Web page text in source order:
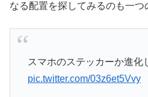
なる配置を探してみるのも一つ
スマホのステッカーか進化
pic.twitter.com/03z6et5Vvy